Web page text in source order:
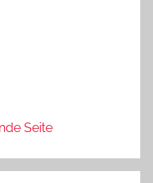
Seite